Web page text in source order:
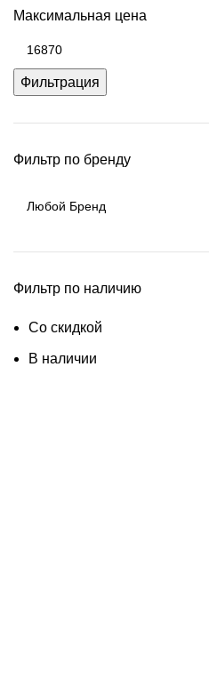
Максимальная цена
Фильтрация
Фильтр по бренду
Фильтр по наличию
Со скидкой
В наличии